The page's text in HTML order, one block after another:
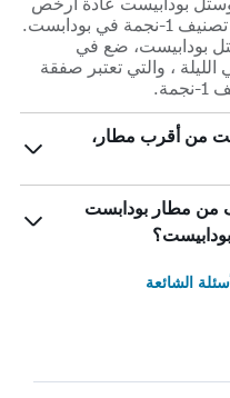
بنسبة 45% عن المعدل لفنادق ذات تصنيف 1-نجمة في بودابست.
بودابيست، ضع في
عليك أن تدفع 249 ﷼في الليلة ، والتي تعتبر صفقة
من أقرب مطار،
من مطار بودابست
الشائعة